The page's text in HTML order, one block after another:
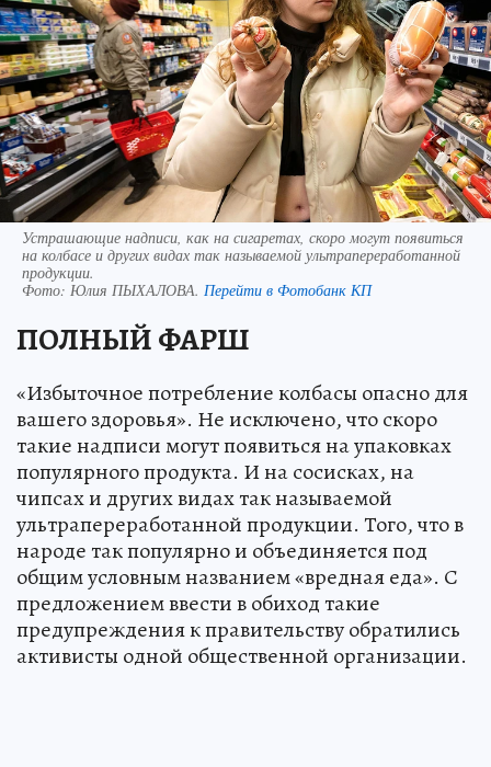
Устрашающие надписи, как на сигаретах, скоро могут появиться
на колбасе и других видах так называемой ультрапереработанной
продукции.
Фото: Юлия ПЫХАЛОВА. Перейти в Фотобанк КП
ПОЛНЫЙ ФАРШ
«Избыточное потребление колбасы опасно для
вашего здоровья». Не исключено, что скоро
такие надписи могут появиться на упаковках
популярного продукта. И на сосисках, на
чипсах и других видах так называемой
ультрапереработанной продукции. Того, что в
народе так популярно и объединяется под
общим условным названием «вредная еда». С
предложением ввести в обиход такие
предупреждения к правительству обратились
активисты одной общественной организации.